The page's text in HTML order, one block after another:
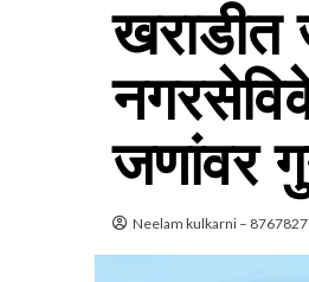
खराडीत
जणांवर
Neelam kulkarni –